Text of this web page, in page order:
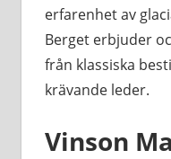
erfarenhet av
Berget erbjuder
från klassiska
krävande leder.
Vinson